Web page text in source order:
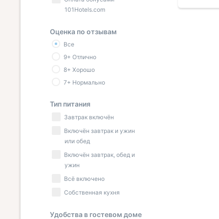
общая
101Hotels.com
Оценка по отзывам
Все
9+ Отлично
8+ Хорошо
7+ Нормально
Тип питания
Завтрак включён
Включён завтрак и ужин
или обед
Включён завтрак, обед и
ужин
Всё включено
Собственная кухня
Удобства в гостевом доме